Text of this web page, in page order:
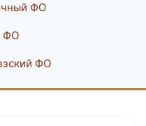
ФО
ФО
ФО